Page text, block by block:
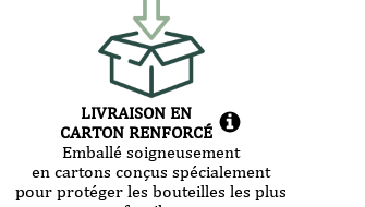
LIVRAISON EN
CARTON RENFORCÉ
Emballé soigneusement
en cartons conçus spécialement
pour protéger les bouteilles les plus